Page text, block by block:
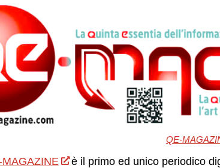
QE-
MAGAZINE
è il primo ed unico periodico